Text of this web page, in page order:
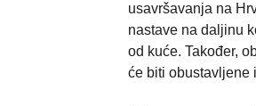
usavršavanja na
nastave na daljinu
od kuće. Također,
će biti obustavljene